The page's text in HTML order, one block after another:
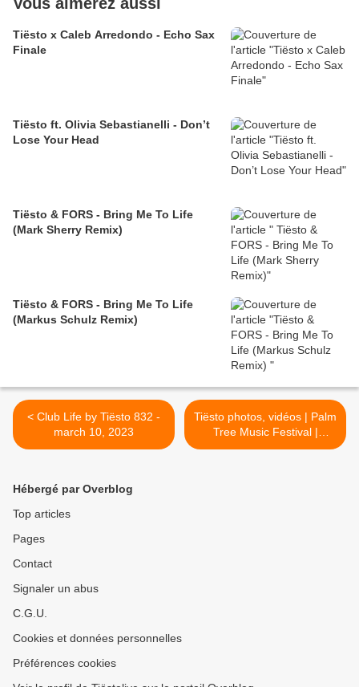
Tiësto x Caleb Arredondo - Echo Sax
Finale
Tiësto ft. Olivia Sebastianelli - Don’t
Lose Your Head
Tiësto & FORS - Bring Me To Life
(Mark Sherry Remix)
Tiësto & FORS - Bring Me To Life
(Markus Schulz Remix)
< Club Life by Tiësto 832 -
march 10, 2023
Tiësto photos, vidéos | Palm
Tree Music Festival |
Sydney, Australia - march
Hébergé par Overblog
Top articles
Pages
Contact
Signaler un abus
C.G.U.
Cookies et données personnelles
Préférences cookies